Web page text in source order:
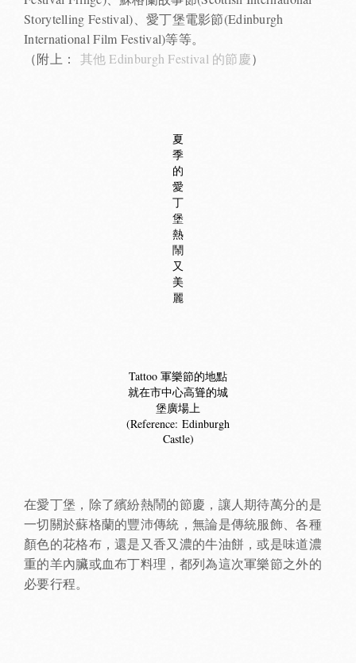
Storytelling Festival)、愛丁堡電影節(Edinburgh
International Film Festival)等等。
（附上：
其他 Edinburgh Festival 的節慶）
夏
季
的
愛
丁
堡
熱
鬧
又
美
麗
Tattoo 軍樂節的地點
就在市中心高聳的城
堡廣場上
(Reference: Edinburgh
Castle)
在愛丁堡，除了繽紛熱鬧的節慶，讓人期待萬分的是
一切關於蘇格蘭的豐沛傳統，無論是傳統服飾、各種
顏色的花格布，還是又香又濃的牛油餅，或是味道濃
重的羊內臟或血布丁料理，都列為這次軍樂節之外的
必要行程。